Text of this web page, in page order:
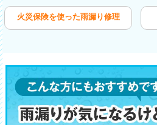
火災保険を使った雨漏り修理